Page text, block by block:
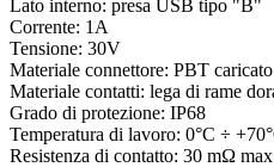
Lato interno: presa USB tipo "B"
Corrente: 1A
Tensione: 30V
Materiale connettore: PBT
Materiale contatti: lega di rame
Grado di protezione: IP68
Temperatura di lavoro: 0°C ÷
Resistenza di contatto: 30 mΩ max